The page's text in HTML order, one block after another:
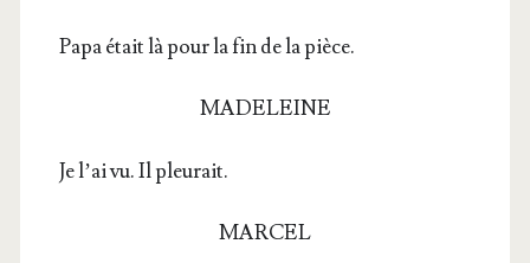
Papa était là pour la fin de la pièce.
MADELEINE
Je l’ai vu. Il pleurait.
MARCEL